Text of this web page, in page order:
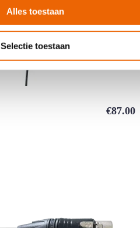
Alles toestaan
Selectie toestaan
€87.00